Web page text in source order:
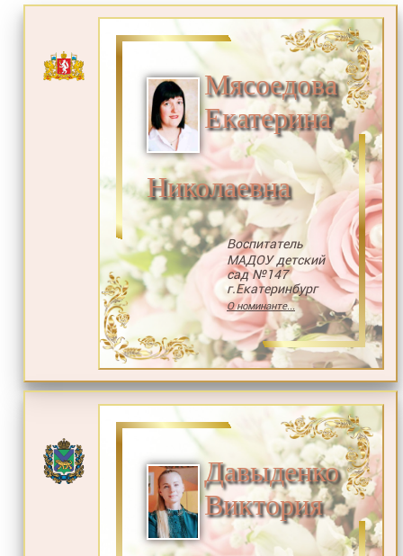
Мясоедова
Екатерина
Николаевна
Воспитатель
МАДОУ детский
сад №147
г.Екатеринбург
О номинанте...
Давыденко
Виктория